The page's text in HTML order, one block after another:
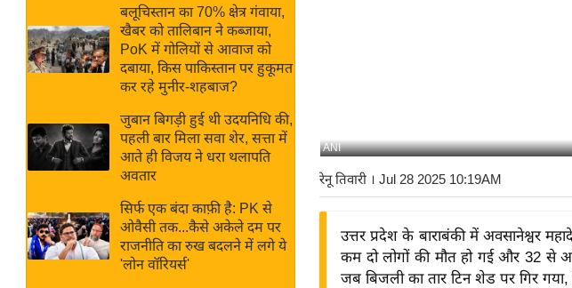
Hindi
Hindi
Videos
राय
बजट
IPL
2026
ई-पेपर
मिसाल बेमिसाल
शख्सियत
बलूचिस्तान का 70% क्षेत्र गंवाया,
खैबर को तालिबान ने कब्जाया,
PoK में गोलियों से आवाज को
दबाया, किस पाकिस्तान पर हुकूमत
कर रहे मुनीर-शहबाज?
जुबान बिगड़ी हुई थी उदयनिधि की,
पहली बार मिला सवा शेर, सत्ता में
आते ही विजय ने धरा थलापति
अवतार
सिर्फ एक बंदा काफ़ी है: PK से
ओवैसी तक...कैसे अकेले दम पर
राजनीति का रुख बदलने में लगे ये
'लोन वॉरियर्स'
ANI
रेनू तिवारी । Jul 28 2025 10:19AM
उत्तर प्रदेश के बाराबंकी में अवसानेश्वर
कम दो लोगों की मौत हो गई और 32 से
जब बिजली का तार टिन शेड पर गिर